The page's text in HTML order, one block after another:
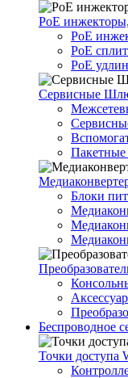
PoE
PoE
PoE
PoE
Сервисные
Блоки
Беспроводное
Точки доступа